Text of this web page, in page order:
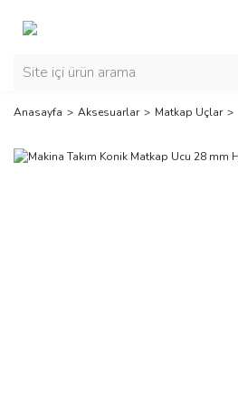
Anasayfa Aksesuarlar Matkap Uçlar